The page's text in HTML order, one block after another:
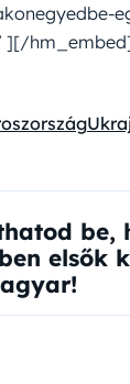
][/
be,
elsők